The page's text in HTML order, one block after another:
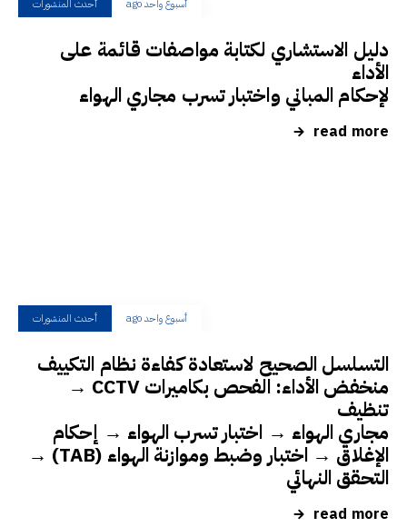
أسبوع واحد ago أحدث المنشورات
دليل الاستشاري لكتابة مواصفات قائمة على
الأداء
لإحكام المباني واختبار تسرب مجاري الهواء
read more
أسبوع واحد ago أحدث المنشورات
التسلسل الصحيح لاستعادة كفاءة نظام التكييف
منخفض الأداء: الفحص بكاميرات CCTV →
تنظيف
مجاري الهواء → اختبار تسرب الهواء → إحكام
الإغلاق → اختبار وضبط وموازنة الهواء (TAB) →
التحقق النهائي
read more